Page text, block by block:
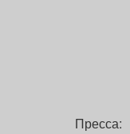
Пресса: